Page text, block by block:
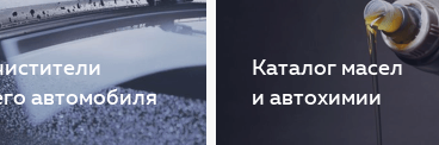
автомобиля
Каталог масел
и автохимии